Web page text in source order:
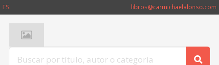
ES libros@carmichaelalonso.com